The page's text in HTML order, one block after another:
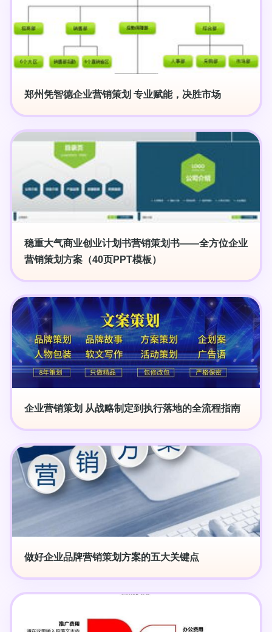
郑州凭智德企业营销策划 专业赋能，决胜市场
稳重大气商业创业计划书营销策划书——全方位企业
营销策划方案（40页PPT模板）
企业营销策划 从战略制定到执行落地的全流程指南
做好企业品牌营销策划方案的五大关键点